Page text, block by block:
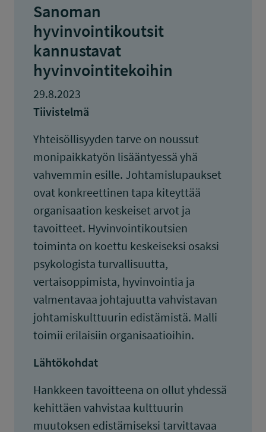
Sanoman
hyvinvointikoutsit
kannustavat
hyvinvointitekoihin
29.8.2023
Tiivistelmä
Yhteisöllisyyden tarve on noussut
monipaikkatyön lisääntyessä yhä
vahvemmin esille. Johtamislupaukset
ovat konkreettinen tapa kiteyttää
organisaation keskeiset arvot ja
tavoitteet. Hyvinvointikoutsien
toiminta on koettu keskeiseksi osaksi
psykologista turvallisuutta,
vertaisoppimista, hyvinvointia ja
valmentavaa johtajuutta vahvistavan
johtamiskulttuurin edistämistä. Malli
toimii erilaisiin organisaatioihin.
Lähtökohdat
Hankkeen tavoitteena on ollut yhdessä
kehittäen vahvistaa kulttuurin
muutoksen edistämiseksi tarvittavaa